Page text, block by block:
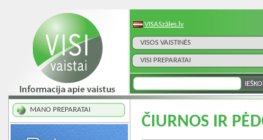
VISASzāles.lv
VISOS VAISTINĖS
VISI PREPARATAI
MANO PREPARATAI
ČIURNOS IR